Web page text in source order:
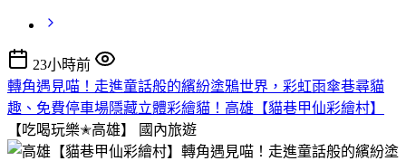
23小時前
轉角遇見喵！走進童話般的繽紛塗鴉世界，彩虹雨傘巷尋貓
趣、免費停車場隱藏立體彩繪貓！高雄【貓巷甲仙彩繪村】
【吃喝玩樂✭高雄】
國內旅遊